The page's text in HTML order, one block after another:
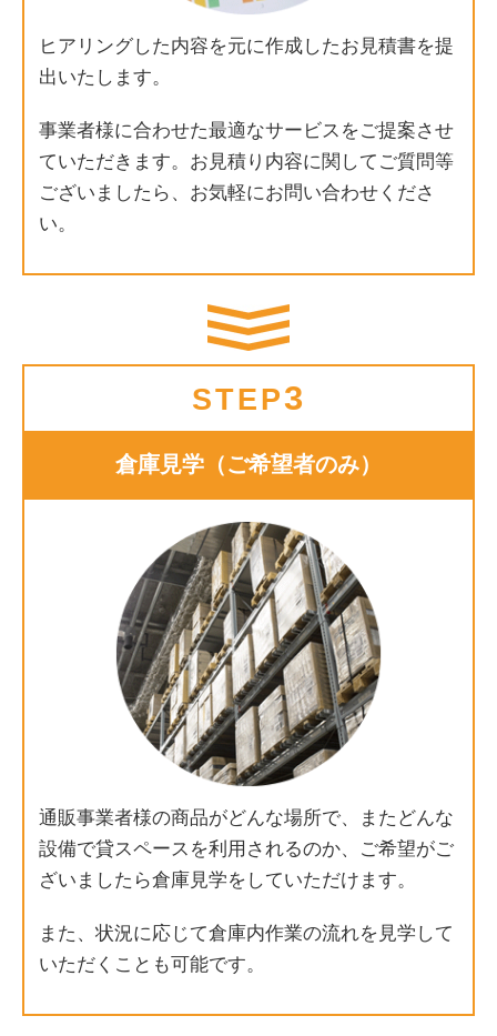
ヒアリングした内容を元に作成したお見積書を提
出いたします。
事業者様に合わせた最適なサービスをご提案させ
ていただきます。お見積り内容に関してご質問等
ございましたら、お気軽にお問い合わせくださ
い。
STEP3
倉庫見学（ご希望者のみ）
通販事業者様の商品がどんな場所で、またどんな
設備で貸スペースを利用されるのか、ご希望がご
ざいましたら倉庫見学をしていただけます。
また、状況に応じて倉庫内作業の流れを見学して
いただくことも可能です。